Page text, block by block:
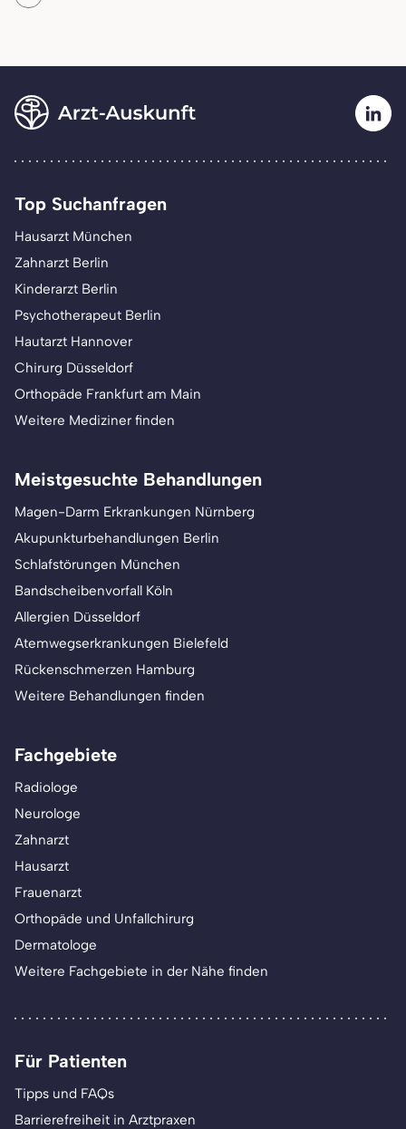
Top Suchanfragen
Hausarzt München
Zahnarzt Berlin
Kinderarzt Berlin
Psychotherapeut Berlin
Hautarzt Hannover
Chirurg Düsseldorf
Orthopäde Frankfurt am Main
Weitere Mediziner finden
Meistgesuchte Behandlungen
Magen-Darm Erkrankungen Nürnberg
Akupunkturbehandlungen Berlin
Schlafstörungen München
Bandscheibenvorfall Köln
Allergien Düsseldorf
Atemwegserkrankungen Bielefeld
Rückenschmerzen Hamburg
Weitere Behandlungen finden
Fachgebiete
Radiologe
Neurologe
Zahnarzt
Hausarzt
Frauenarzt
Orthopäde und Unfallchirurg
Dermatologe
Weitere Fachgebiete in der Nähe finden
Für Patienten
Tipps und FAQs
Barrierefreiheit in Arztpraxen